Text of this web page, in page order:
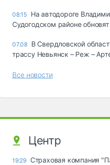
08:15 На автодороге
Судогодском районе
07.08 В Свердловской
трассу Невьянск – Реж –
Все новости
Центр
19:29 Страховая компания